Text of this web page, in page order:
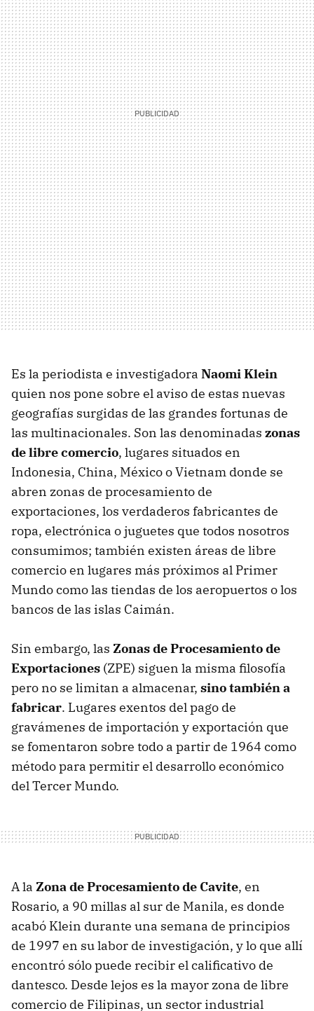
Es la periodista e investigadora Naomi Klein
quien nos pone sobre el aviso de estas nuevas
geografías surgidas de las grandes fortunas de
las multinacionales. Son las denominadas zonas
de libre comercio, lugares situados en
Indonesia, China, México o Vietnam donde se
abren zonas de procesamiento de
exportaciones, los verdaderos fabricantes de
ropa, electrónica o juguetes que todos nosotros
consumimos; también existen áreas de libre
comercio en lugares más próximos al Primer
Mundo como las tiendas de los aeropuertos o los
bancos de las islas Caimán.
Sin embargo, las Zonas de Procesamiento de
Exportaciones (ZPE) siguen la misma filosofía
pero no se limitan a almacenar, sino también a
fabricar. Lugares exentos del pago de
gravámenes de importación y exportación que
se fomentaron sobre todo a partir de 1964 como
método para permitir el desarrollo económico
del Tercer Mundo.
A la Zona de Procesamiento de Cavite, en
Rosario, a 90 millas al sur de Manila, es donde
acabó Klein durante una semana de principios
de 1997 en su labor de investigación, y lo que allí
encontró sólo puede recibir el calificativo de
dantesco. Desde lejos es la mayor zona de libre
comercio de Filipinas, un sector industrial